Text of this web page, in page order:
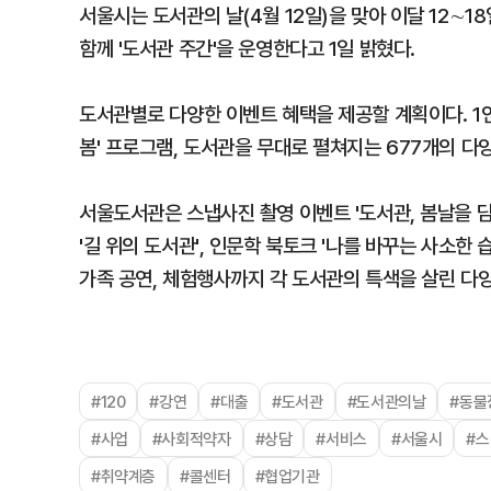
서울시는 도서관의 날(4월 12일)을 맞아 이달
함께 '도서관 주간'을 운영한다고 1일 밝혔다.
도서관별로 다양한 이벤트 혜택을 제공할 계획이다.
봄' 프로그램, 도서관을 무대로 펼쳐지는 677개의 다
서울도서관은 스냅사진 촬영 이벤트 '도서관, 봄날을
'길 위의 도서관', 인문학 북토크 '나를 바꾸는 사소한
가족 공연, 체험행사까지 각 도서관의 특색을 살린 다
#120 #강연 #대출 #도서관 #도서관의날
#동물
#사업
#사회적약자 #상담 #서비스 #서울시
#
#취약계층
#콜센터 #협업기관